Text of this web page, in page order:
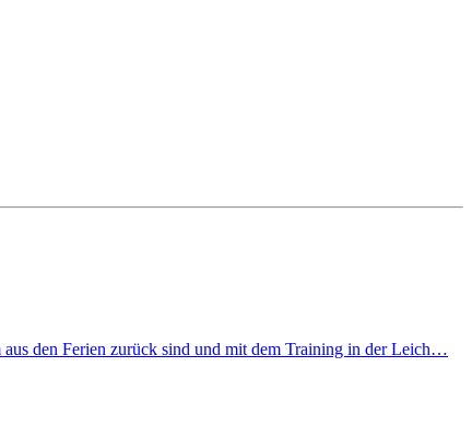
den Ferien zurück sind und mit dem Training in der Leich…